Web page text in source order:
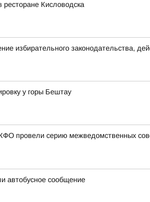
Кисловодска
избирательного законодательства,
у горы Бештау
провели серию межведомственных
автобусное сообщение